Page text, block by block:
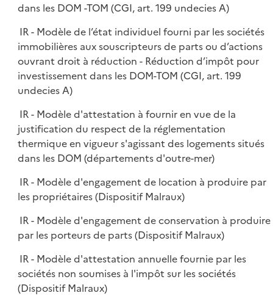
dans les DOM -TOM (CGI, art. 199 undecies A)
IR - Modèle de l’état individuel fourni par les sociétés
immobilières aux souscripteurs de parts ou d’actions
ouvrant droit à réduction - Réduction d’impôt pour
investissement dans les DOM-TOM (CGI, art. 199
undecies A)
IR - Modèle d'attestation à fournir en vue de la
justification du respect de la réglementation
thermique en vigueur s'agissant des logements situés
dans les DOM (départements d'outre-mer)
IR - Modèle d'engagement de location à produire par
les propriétaires (Dispositif Malraux)
IR - Modèle d'engagement de conservation à produire
par les porteurs de parts (Dispositif Malraux)
IR - Modèle d'attestation annuelle fournie par les
sociétés non soumises à l'impôt sur les sociétés
(Dispositif Malraux)